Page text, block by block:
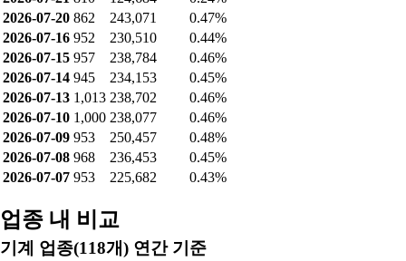
2026-07-20 862 243,071
0.47%
2026-07-16 952 230,510
0.44%
2026-07-15 957 238,784
0.46%
2026-07-14 945 234,153
0.45%
2026-07-13 1,013 238,702
0.46%
2026-07-10 1,000 238,077
0.46%
2026-07-09 953 250,457
0.48%
2026-07-08 968 236,453
0.45%
2026-07-07 953 225,682 0.43%
업종 내 비교
기계 업종(118개) 연간 기준